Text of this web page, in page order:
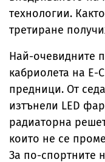
технологии.
третиране
Най-очевидните
кабриолета на E-
предници. От
изтънели LED
радиаторна
които не се
За по-спортните